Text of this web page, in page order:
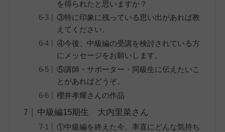
を得られたと思いますか？
③特に印象に残っている思い出があれば教
えてください。
④今後、中級編の受講を検討されている方
にメッセージをお願いします。
⑤講師・サポーター・同級生に伝えたいこ
とがあればどうぞ。
櫻井孝耀さんの作品
中級編15期生 大内里菜さん
①中級編を終えた今、率直にどんな気持ち